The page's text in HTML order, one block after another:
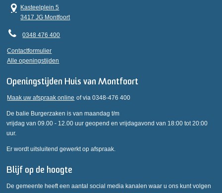
Kasteelplein 5
3417 JG Montfoort
0348 476 400
Contactformulier
Alle openingstijden
Openingstijden Huis van Montfoort
Maak uw afspraak online of via 0348-476 400
De balie Burgerzaken is van maandag t/m
vrijdag van 09.00 - 12.00 uur geopend en vrijdagavond van 18:00 tot 20:00
uur.
Er wordt uitsluitend gewerkt op afspraak.
Blijf op de hoogte
De gemeente heeft een aantal social media kanalen waar u ons kunt volgen